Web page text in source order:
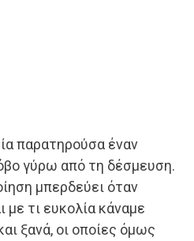
παρατηρούσα έναν
γύρω από τη δέσμευση.
μπερδεύει όταν
με τι ευκολία κάναμε
ξανά, οι οποίες όμως